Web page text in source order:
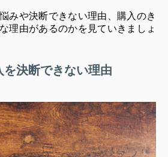
みや決断できない理由、購入のき
理由があるのかを見ていきましょ
を決断できない理由